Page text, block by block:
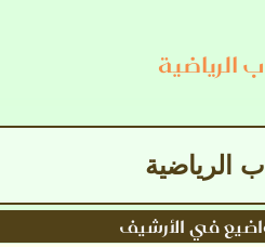
الرياضية
الرياضية
في الأرشيف